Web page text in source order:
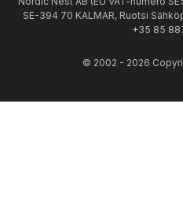
SE-394 70 KALMAR, Ruotsi
+35 85
© 2002 - 2026